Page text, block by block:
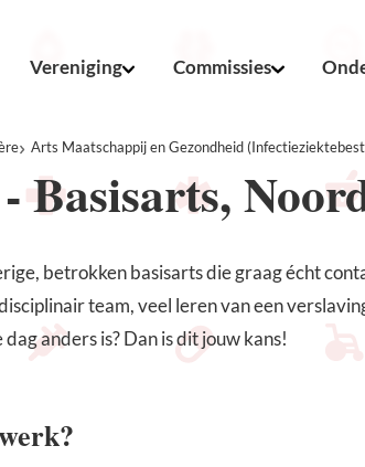
Vereniging Commissies
Arts Maatschappij en Gezondheid
Basisarts,
betrokken basisarts die graag écht
team, veel leren van een
anders is? Dan is dit jouw kans!